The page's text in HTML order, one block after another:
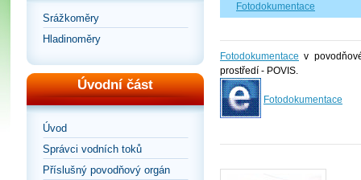
Srážkoměry
Hladinoměry
Úvodní část
Úvod
Správci vodních toků
Příslušný povodňový orgán
Fotodokumentace
Fotodokumentace v
prostředí - POVIS.
Fotodokumentace